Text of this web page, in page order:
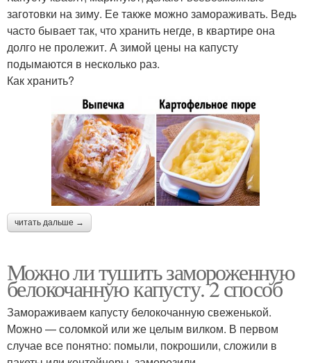
заготовки на зиму. Ее также можно замораживать. Ведь
часто бывает так, что хранить негде, в квартире она
долго не пролежит. А зимой цены на капусту
подымаются в несколько раз.
Как хранить?
читать дальше →
Можно ли тушить замороженную
белокочанную капусту. 2 способ
Замораживаем капусту белокочанную свеженькой.
Можно — соломкой или же целым вилком. В первом
случае все понятно: помыли, покрошили, сложили в